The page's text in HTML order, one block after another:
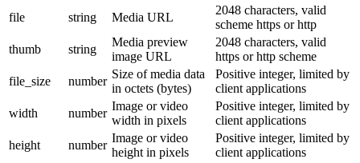
file string Media URL
2048 characters, valid
scheme https or http
thumb
string
Media preview
image URL
2048 characters, valid
https or http scheme
file_size
number
Size of media data
in octets (bytes)
Positive integer, limited by
client applications
width
number
Image or video
width in pixels
Positive integer, limited by
client applications
height
number
Image or video
height in pixels
Positive integer, limited by
client applications